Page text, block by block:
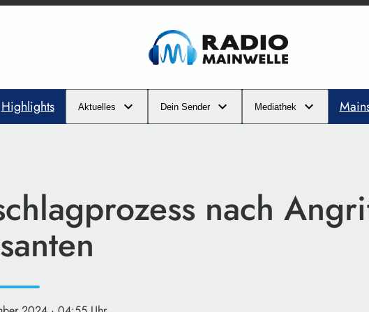
Highlights Aktuelles Dein Sender Mediathek
nach